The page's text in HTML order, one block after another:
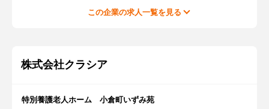
この企業の求人一覧を見る
株式会社クラシア
特別養護老人ホーム 小倉町いずみ苑